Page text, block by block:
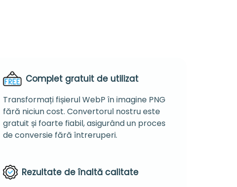
Complet gratuit de utilizat
Transformați fișierul WebP în imagine PNG
fără niciun cost. Convertorul nostru este
gratuit și foarte fiabil, asigurând un proces
de conversie fără întreruperi.
Rezultate de înaltă calitate